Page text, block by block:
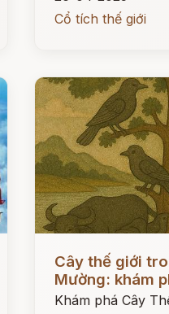
Cổ tích thế giới
Cây thế giới
Mường: khám
Khám phá Cây